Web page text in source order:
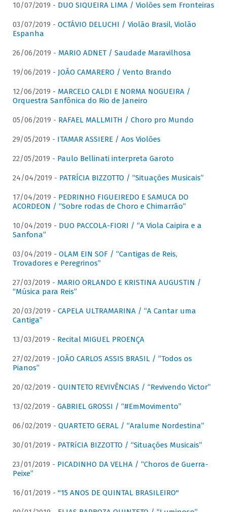
10/07/2019 - DUO SIQUEIRA LIMA / Violões sem Fronteiras
03/07/2019 - OCTÁVIO DELUCHI / Violão Brasil, Violão
Espanha
26/06/2019 - MARIO ADNET / Saudade Maravilhosa
19/06/2019 - JOÃO CAMARERO / Vento Brando
12/06/2019 - MARCELO CALDI E NORMA NOGUEIRA /
Orquestra Sanfônica do Rio de Janeiro
05/06/2019 - RAFAEL MALLMITH / Choro pro Mundo
29/05/2019 - ITAMAR ASSIERE / Aos Violões
22/05/2019 - Paulo Bellinati interpreta Garoto
24/04/2019 - PATRÍCIA BIZZOTTO / “Situações Musicais”
17/04/2019 - PEDRINHO FIGUEIREDO E SAMUCA DO
ACORDEON / “Sobre rodas de Choro e Chimarrão”
10/04/2019 - DUO PACCOLA-FIORI / “A Viola Caipira e a
Sanfona”
03/04/2019 - OLAM EIN SOF / “Cantigas de Reis,
Trovadores e Peregrinos”
27/03/2019 - MARIO ORLANDO E KRISTINA AUGUSTIN /
“Música para Reis”
20/03/2019 - CAPELA ULTRAMARINA / “A Cantar uma
Cantiga”
13/03/2019 - Recital MIGUEL PROENÇA
27/02/2019 - JOÃO CARLOS ASSIS BRASIL / “Todos os
Pianos”
20/02/2019 - QUINTETO REVIVÊNCIAS / “Revivendo Victor”
13/02/2019 - GABRIEL GROSSI / “#EmMovimento”
06/02/2019 - QUARTETO GERAL / “Aralume Nordestina”
30/01/2019 - PATRíCIA BIZZOTTO / “Situações Musicais”
23/01/2019 - PICADINHO DA VELHA / “Choros de Guerra-
Peixe”
16/01/2019 - "15 ANOS DE QUINTAL BRASILEIRO"